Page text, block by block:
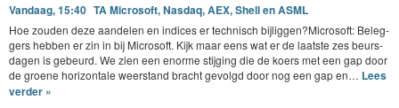
Vandaag, 15:40 TA Microsoft, Nasdaq, AEX, Shell en ASML
Hoe zouden deze aan­de­len en indices er tech­nisch bijliggen?Microsoft: Beleg­
gers hebben er zin in bij Microsoft. Kijk maar eens wat er de laat­ste zes beurs­
da­gen is gebeurd. We zien een enorme sti­jging die de koers met een gap door
de groene hor­i­zon­tale weer­stand bracht gevol­gd door nog een gap en… Lees
verder »